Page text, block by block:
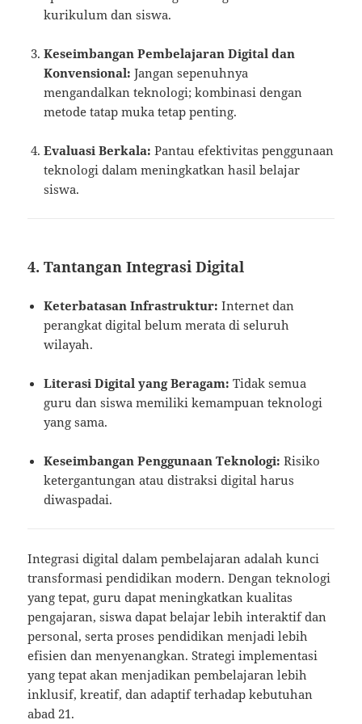
kurikulum dan siswa.
Keseimbangan Pembelajaran Digital dan
Konvensional: Jangan sepenuhnya
mengandalkan teknologi; kombinasi dengan
metode tatap muka tetap penting.
Evaluasi Berkala: Pantau efektivitas penggunaan
teknologi dalam meningkatkan hasil belajar
siswa.
4.Tantangan Integrasi Digital
Keterbatasan Infrastruktur: Internet dan
perangkat digital belum merata di seluruh
wilayah.
Literasi Digital yang Beragam: Tidak semua
guru dan siswa memiliki kemampuan teknologi
yang sama.
Keseimbangan Penggunaan Teknologi: Risiko
ketergantungan atau distraksi digital harus
diwaspadai.
Integrasi digital dalam pembelajaran adalah kunci
transformasi pendidikan modern. Dengan teknologi
yang tepat, guru dapat meningkatkan kualitas
pengajaran, siswa dapat belajar lebih interaktif dan
personal, serta proses pendidikan menjadi lebih
efisien dan menyenangkan. Strategi implementasi
yang tepat akan menjadikan pembelajaran lebih
inklusif, kreatif, dan adaptif terhadap kebutuhan
abad 21.